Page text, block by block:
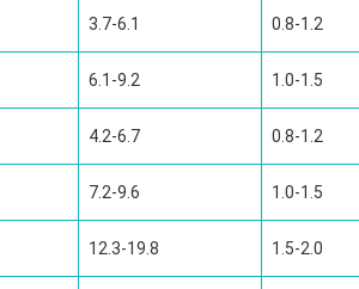
3.7-6.1 0.8-1.2
6.1-9.2 1.0-1.5
4.2-6.7 0.8-1.2
7.2-9.6 1.0-1.5
12.3-19.8 1.5-2.0